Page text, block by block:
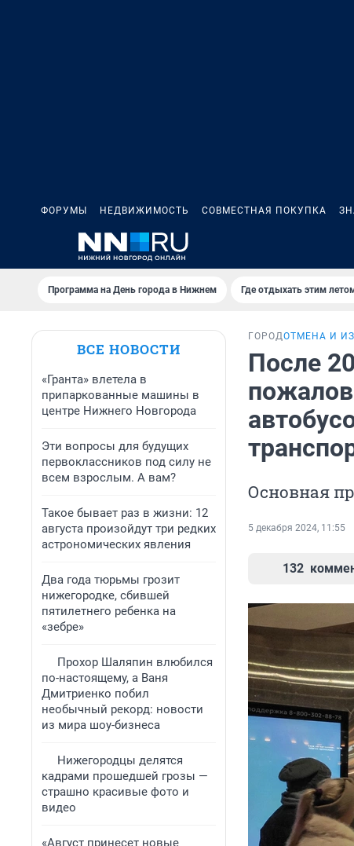
ФОРУМЫ НЕДВИЖИМОСТЬ СОВМЕСТНАЯ ПОКУПКА
Программа на День города в Нижнем Где отдыхать этим
ВСЕ НОВОСТИ
«Гранта» влетела в
припаркованные машины в
центре Нижнего Новгорода
Эти вопросы для будущих
первоклассников под силу не
всем взрослым. А вам?
Такое бывает раз в жизни: 12
августа произойдут три редких
астрономических явления
Два года тюрьмы грозит
нижегородке, сбившей
пятилетнего ребенка на
«зебре»
Прохор Шаляпин влюбился
по-настоящему, а Ваня
Дмитриенко побил
необычный рекорд: новости
из мира шоу-бизнеса
Нижегородцы делятся
кадрами прошедшей грозы —
страшно красивые фото и
видео
«Август принесет новые
ГОРОДОТМЕНА И
После
Основная
5 декабря 2024, 11:55
132